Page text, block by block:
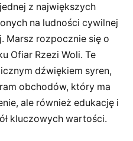
z największych
na ludności cywilnej
Marsz rozpocznie się o
Ofiar Rzezi Woli. Te
dźwiękiem syren,
obchodów, który ma
ale również edukację i
kluczowych wartości.